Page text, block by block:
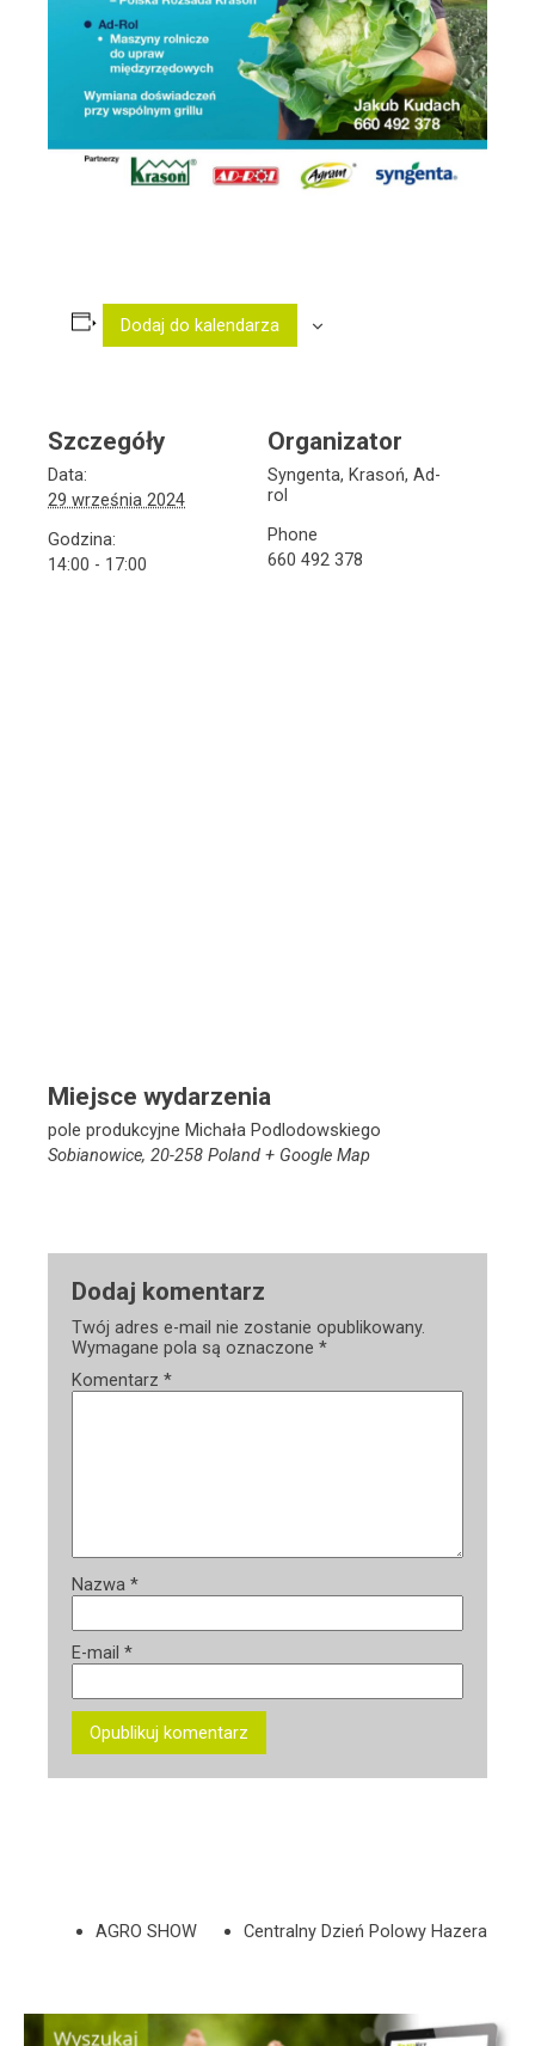
Dodaj do kalendarza
Szczegóły
Data:
29 września 2024
Godzina:
14:00 - 17:00
Organizator
Syngenta, Krasoń, Ad-
rol
Phone
660 492 378
Miejsce wydarzenia
pole produkcyjne Michała Podlodowskiego
Sobianowice, 20-258 Poland + Google Map
Dodaj komentarz
Twój adres e-mail nie zostanie opublikowany.
Wymagane pola są oznaczone *
Komentarz *
Nazwa *
E-mail *
AGRO SHOW Centralny Dzień Polowy Hazera